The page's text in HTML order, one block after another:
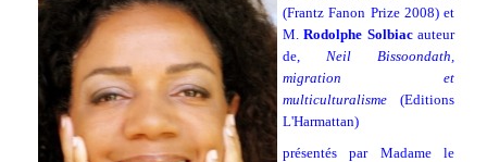
(Frantz Fanon Prize 2008) et
M.Rodolphe Solbiacauteur
de, Neil Bissoondath,
migration et
multiculturalisme (Editions
L'Harmattan)
présentés par Madame le